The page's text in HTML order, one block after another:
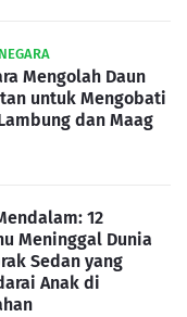
Mengolah Daun
untuk Mengobati
dan Maag
12
Meninggal Dunia
Sedan yang
Anak di